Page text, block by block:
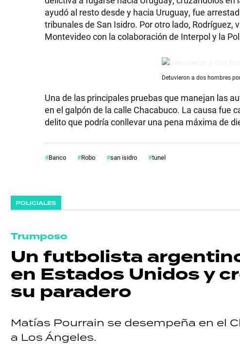
ayudó al resto desde y hacia Uruguay, fue
tribunales de San Isidro. Por otro lado,
Montevideo con la colaboración de Interpol y la
Detuvieron a dos hombres
Una de las principales pruebas que manejan las
en el galpón de la calle Chacabuco. La causa fue
delito que podría conllevar una pena máxima de
Banco Robo san isidro tunel
POLICIALES
Trumposo
Un futbolista
en Estados Unidos y
su paradero
Matías Pourrain se desempeña en el
a Los Ángeles.
POLÍTICA
ACTUALIDAD
POLICIALES
ECONOMÍA
GRAN
SALUD
DEPORTES
TECNOLOGÍA